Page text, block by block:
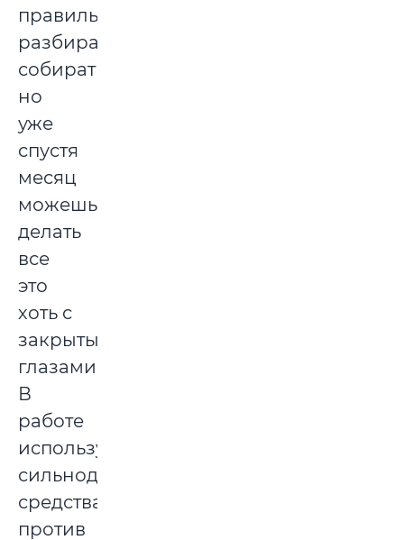
правильно
разбирать-
собирать,
но
уже
спустя
месяц
можешь
делать
все
это
хоть с
закрытыми
глазами.
В
работе
используются
сильнодействующие
средства
против